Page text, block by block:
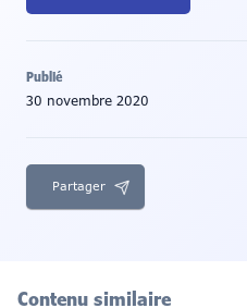
Publié
30 novembre 2020
Partager
Contenu similaire